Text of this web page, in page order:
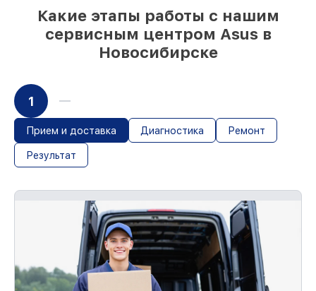
Материальная ответственность за
ответственности, оплачиваем
восстановление.
Обслуживание устройств с гарантией до
36 месяцев
С документами о гарантии, мы устраним
Какие этапы работы с нашим
сервисным центром Asus в
Новосибирске
1
Прием и доставка Диагностика Ремонт
Результат